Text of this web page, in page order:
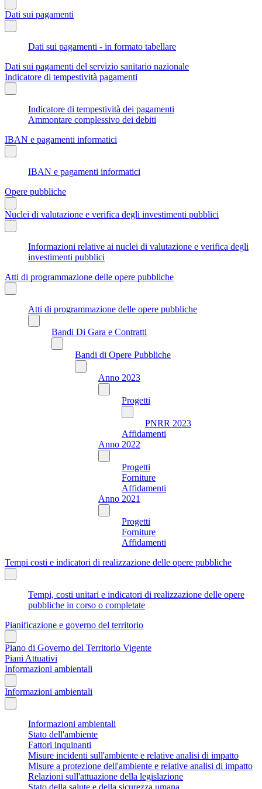
Dati sui pagamenti
Dati sui pagamenti - in formato tabellare
Dati sui pagamenti del servizio sanitario nazionale
Indicatore di tempestività pagamenti
Indicatore di tempestività dei pagamenti
Ammontare complessivo dei debiti
IBAN e pagamenti informatici
IBAN e pagamenti informatici
Opere pubbliche
Nuclei di valutazione e verifica degli investimenti pubblici
Informazioni relative ai nuclei di valutazione e verifica degli
investimenti pubblici
Atti di programmazione delle opere pubbliche
Atti di programmazione delle opere pubbliche
Bandi Di Gara e Contratti
Bandi di Opere Pubbliche
Anno 2023
Progetti
PNRR 2023
Affidamenti
Anno 2022
Progetti
Forniture
Affidamenti
Anno 2021
Progetti
Forniture
Affidamenti
Tempi costi e indicatori di realizzazione delle opere pubbliche
Tempi, costi unitari e indicatori di realizzazione delle opere
pubbliche in corso o completate
Pianificazione e governo del territorio
Piano di Governo del Territorio Vigente
Piani Attuativi
Informazioni ambientali
Informazioni ambientali
Informazioni ambientali
Stato dell'ambiente
Fattori inquinanti
Misure incidenti sull'ambiente e relative analisi di impatto
Misure a protezione dell'ambiente e relative analisi di impatto
Relazioni sull'attuazione della legislazione
Stato della salute e della sicurezza umana